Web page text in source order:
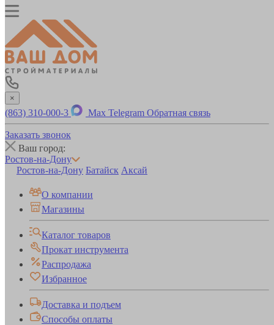
×
(863) 310-000-3 Max Telegram Обратная связь
Заказать звонок
Ваш город:
Ростов-на-Дону
Ростов-на-Дону Батайск Аксай
О компании
Магазины
Каталог товаров
Прокат инструмента
Распродажа
Избранное
Доставка и подъем
Способы оплаты